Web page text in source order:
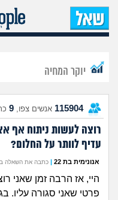
יוקר המחיה
115904 אנשים צפו, 9
רוצה לעשות ניתוח אף
עדיף לוותר על החלום?
אנונימית בת 22 | כתבה את השאלה ב-03/05/24 בשעה
היי, אז הרבה זמן שאני
פרטי שאני סגורה עליו.